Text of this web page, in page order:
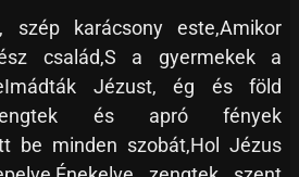
szép karácsony este,Amikor
család,S a gyermekek a
Jézust, ég és föld
és apró fények
be minden szobát,Hol Jézus